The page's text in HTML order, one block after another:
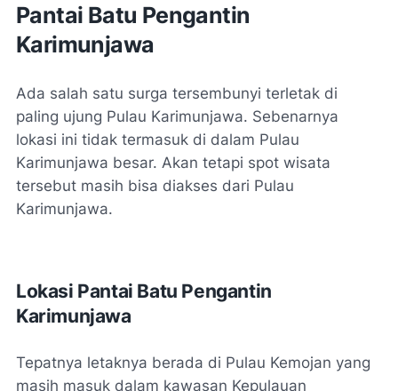
Pantai Batu Pengantin
Karimunjawa
Ada salah satu surga tersembunyi terletak di
paling ujung Pulau Karimunjawa. Sebenarnya
lokasi ini tidak termasuk di dalam Pulau
Karimunjawa besar. Akan tetapi spot wisata
tersebut masih bisa diakses dari Pulau
Karimunjawa.
Lokasi Pantai Batu Pengantin
Karimunjawa
Tepatnya letaknya berada di Pulau Kemojan yang
masih masuk dalam kawasan Kepulauan